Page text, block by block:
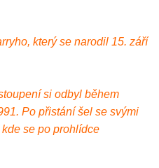
který se narodil 15. září
si odbyl během
Po přistání šel se svými
se po prohlídce